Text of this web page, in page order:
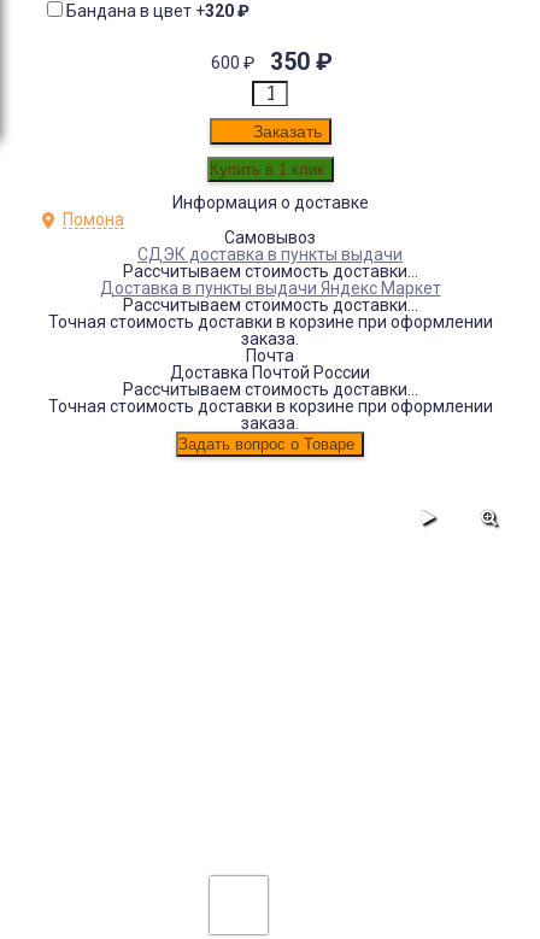
Бандана в цвет +320₽
600 ₽ 350 ₽
Заказать
Информация о доставке
Помона
Самовывоз
СДЭК доставка в пункты выдачи
Рассчитываем стоимость доставки...
Доставка в пункты выдачи Яндекс Маркет
Рассчитываем стоимость доставки...
Точная стоимость доставки в корзине при оформлении
заказа.
Почта
Доставка Почтой России
Рассчитываем стоимость доставки...
Точная стоимость доставки в корзине при оформлении
заказа.